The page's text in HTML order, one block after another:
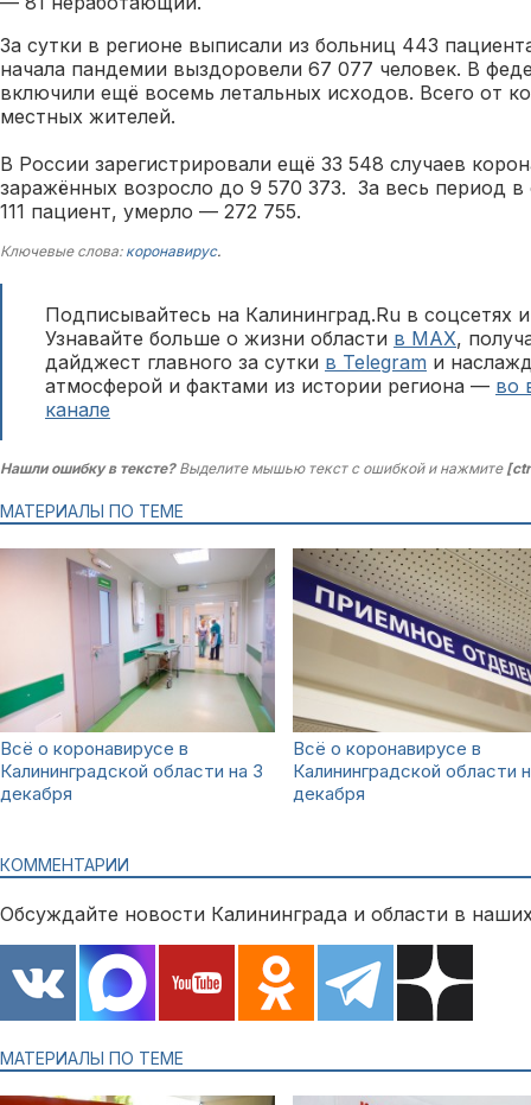
За сутки в регионе выписали из больниц 443
начала пандемии выздоровели 67 077 человек. В
включили ещё восемь летальных исходов. Всего от
местных жителей.
В России зарегистрировали ещё 33 548 случаев
заражённых возросло до 9 570 373. За весь период
111 пациент, умерло — 272 755.
Ключевые слова: коронавирус.
Подписывайтесь на Калининград.Ru в соцсетях
Узнавайте больше о жизни области в MAX,
дайджест главного за сутки в Telegram и
атмосферой и фактами из истории региона — во
канале
Нашли ошибку в тексте?Выделите мышью текст с ошибкой и нажмите
МАТЕРИАЛЫ ПО ТЕМЕ
Всё о коронавирусе в
Калининградской области на 3
декабря
Всё о коронавирусе в
Калининградской области
декабря
КОММЕНТАРИИ
Обсуждайте новости Калининграда и области в
МАТЕРИАЛЫ ПО ТЕМЕ